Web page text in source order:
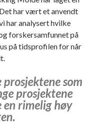
har vært et anvendt
har analysert hvilke
forskersamfunnet på
på tidsprofilen for når
som
prosjektene
en rimelig høy